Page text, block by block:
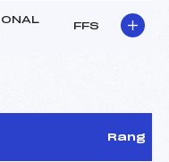
FFS
Rang